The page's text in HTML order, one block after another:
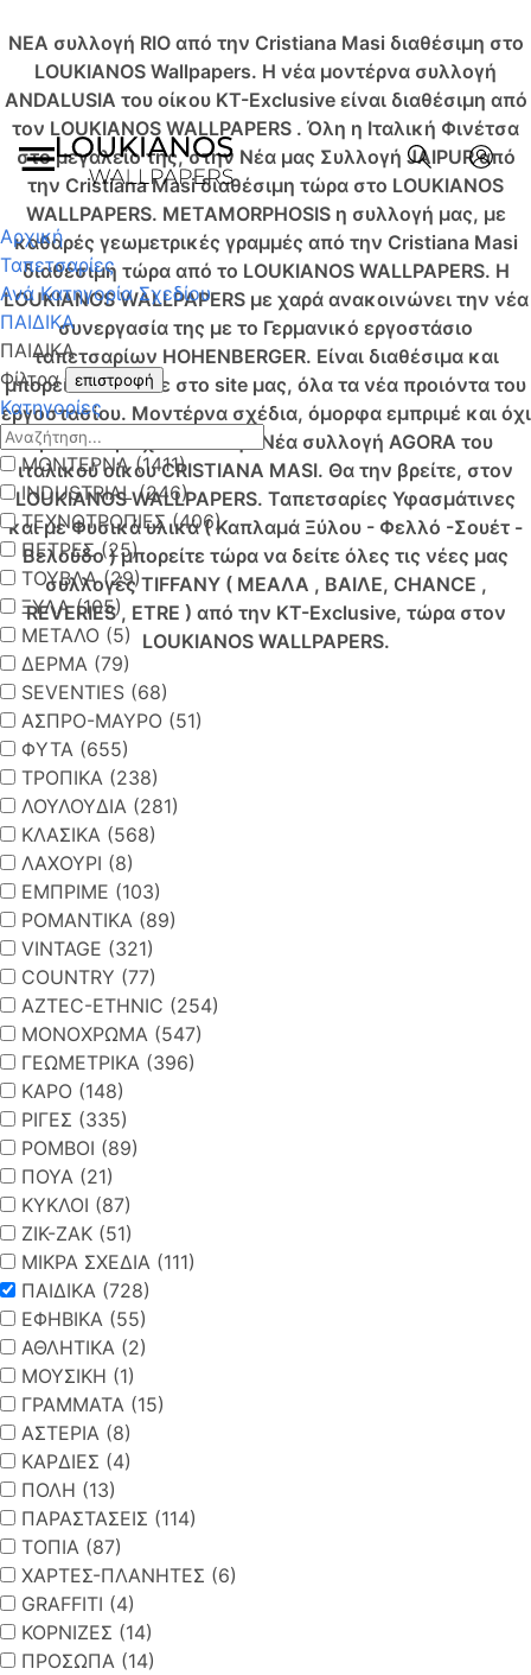
NEA συλλογή RIO από την Cristiana Masi διαθέσιμη στο
LOUKIANOS Wallpapers. Η νέα μοντέρνα συλλογή
ANDALUSIA του οίκου KT-Exclusive είναι διαθέσιμη από
τον LOUKIANOS WALLPAPERS . Όλη η Ιταλική Φινέτσα
στο μεγαλείο της, στην Νέα μας Συλλογή JAIPUR από
την Cristiana Masi διαθέσιμη τώρα στο LOUKIANOS
WALLPAPERS. METAMORPHOSIS η συλλογή μας, με
καθαρές γεωμετρικές γραμμές από την Cristiana Masi
διαθέσιμη τώρα από το LOUKIANOS WALLPAPERS. Η
LOUKIANOS WALLPAPERS με χαρά ανακοινώνει την νέα
συνεργασία της με το Γερμανικό εργοστάσιο
ταπετσαρίων HOHENBERGER. Είναι διαθέσιμα και
μπορείτε να δείτε στο site μας, όλα τα νέα προιόντα του
εργοστασίου. Μοντέρνα σχέδια, όμορφα εμπριμέ και όχι
μόνο περιέχονται στην Νέα συλλογή AGORA του
ιταλικού οίκου CRISTIANA MASI. Θα την βρείτε, στον
LOUKIANOS WALLPAPERS. Ταπετσαρίες Υφασμάτινες
και με Φυσικά υλικά ( Καπλαμά Ξύλου - Φελλό -Σουέτ -
Βελούδο ) μπορείτε τώρα να δείτε όλες τις νέες μας
συλλογές TIFFANY ( ΜΕΑΛΑ , ΒΑΙΛΕ, CHANCE ,
REVERIES , ETRE ) από την KT-Exclusive, τώρα στον
LOUKIANOS WALLPAPERS.
Αρχική
Ταπετσαρίες
Ανά Κατηγορία Σχεδίου
ΠΑΙΔΙΚΑ
ΠΑΙΔΙΚΑ
Φίλτρα
επιστροφή
Κατηγορίες
ΜΟΝΤΕΡΝΑ (1411)
INDUSTRIAL (246)
ΤΕΧΝΟΤΡΟΠΙΕΣ (406)
ΠΕΤΡΕΣ (25)
ΤΟΥΒΛΑ (29)
ΞΥΛΑ (105)
ΜΕΤΑΛΟ (5)
ΔΕΡΜΑ (79)
SEVENTIES (68)
ΑΣΠΡΟ-ΜΑΥΡΟ (51)
ΦΥΤΑ (655)
ΤΡΟΠΙΚΑ (238)
ΛΟΥΛΟΥΔΙΑ (281)
ΚΛΑΣΙΚΑ (568)
ΛΑΧΟΥΡΙ (8)
ΕΜΠΡΙΜΕ (103)
ΡΟΜΑΝΤΙΚΑ (89)
VINTAGE (321)
COUNTRY (77)
AZTEC-ETHNIC (254)
ΜΟΝΟΧΡΩΜΑ (547)
ΓΕΩΜΕΤΡΙΚΑ (396)
ΚΑΡΟ (148)
ΡΙΓΕΣ (335)
ΡΟΜΒΟΙ (89)
ΠΟΥΑ (21)
ΚΥΚΛΟΙ (87)
ΖΙΚ-ΖΑΚ (51)
ΜΙΚΡΑ ΣΧΕΔΙΑ (111)
ΠΑΙΔΙΚΑ (728)
ΕΦΗΒΙΚΑ (55)
ΑΘΛΗΤΙΚΑ (2)
ΜΟΥΣΙΚΗ (1)
ΓΡΑΜΜΑΤΑ (15)
ΑΣΤΕΡΙΑ (8)
ΚΑΡΔΙΕΣ (4)
ΠΟΛΗ (13)
ΠΑΡΑΣΤΑΣΕΙΣ (114)
ΤΟΠΙΑ (87)
ΧΑΡΤΕΣ-ΠΛΑΝΗΤΕΣ (6)
GRAFFITI (4)
ΚΟΡΝΙΖΕΣ (14)
ΠΡΟΣΩΠΑ (14)